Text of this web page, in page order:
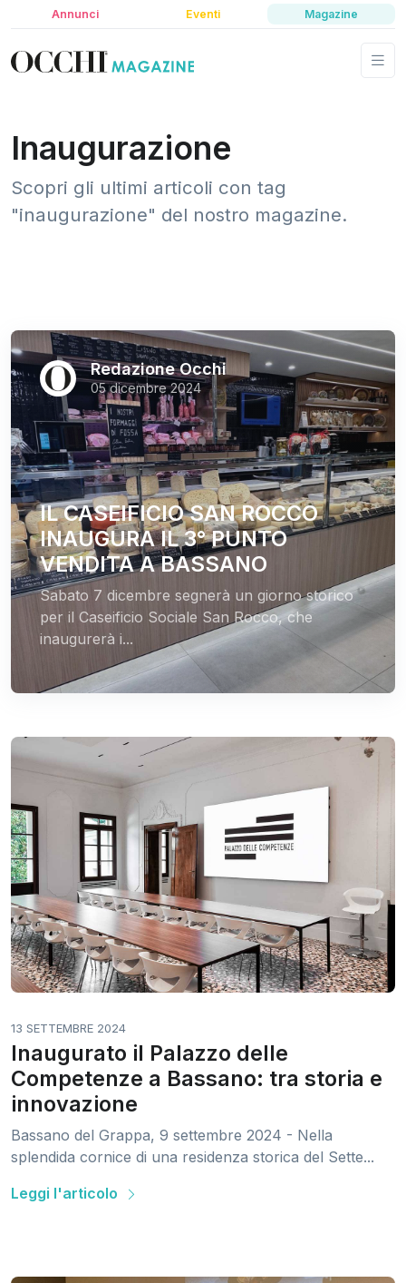
Annunci Eventi Magazine
Inaugurazione
Scopri gli ultimi articoli con tag
"inaugurazione" del nostro magazine.
Redazione Occhi
05 dicembre 2024
IL CASEIFICIO SAN ROCCO
INAUGURA IL 3° PUNTO
VENDITA A BASSANO
Sabato 7 dicembre segnerà un giorno storico
per il Caseificio Sociale San Rocco, che
inaugurerà i...
13 SETTEMBRE 2024
Inaugurato il Palazzo delle
Competenze a Bassano: tra storia e
innovazione
Bassano del Grappa, 9 settembre 2024 - Nella
splendida cornice di una residenza storica del Sette...
Leggi l'articolo